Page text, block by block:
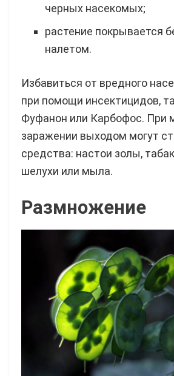
черных насекомых;
растение покрывается
налетом.
Избавиться от вредного
при помощи инсектицидов,
Фуфанон или Карбофос. При
заражении выходом могут
средства: настои золы,
шелухи или мыла.
Размножение